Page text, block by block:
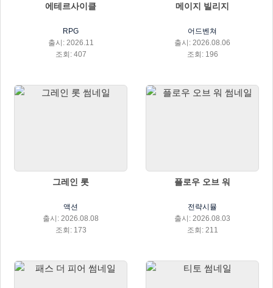
에테르사이클
RPG
출시: 2026.11
조회: 407
메이지 빌리지
어드벤쳐
출시: 2026.08.06
조회: 196
그레인 롯
액션
출시: 2026.08.08
조회: 173
플로우 오브 워
전략시뮬
출시: 2026.08.03
조회: 211